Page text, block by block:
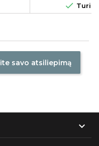

savo atsiliepimą
